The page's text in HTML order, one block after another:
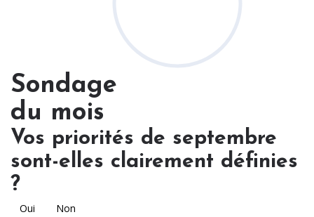
Sondage
du mois
Vos priorités de septembre
sont-elles clairement définies
?
Oui Non